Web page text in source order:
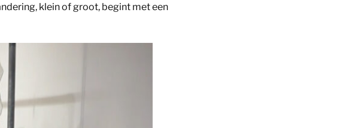
klein of groot, begint met een